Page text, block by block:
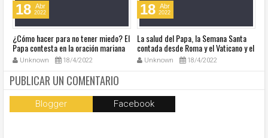
18 Abr
2022
¿Cómo hacer para no tener miedo? El
Papa contesta en la oración mariana
de este lunes en la Plaza de San
Pedro
Unknown 18/4/2022
18 Abr
2022
La salud del Papa, la Semana Santa
contada desde Roma y el Vaticano y el
resumen de noticias en audio
Unknown 18/4/2022
PUBLICAR UN COMENTARIO
Blogger Facebook